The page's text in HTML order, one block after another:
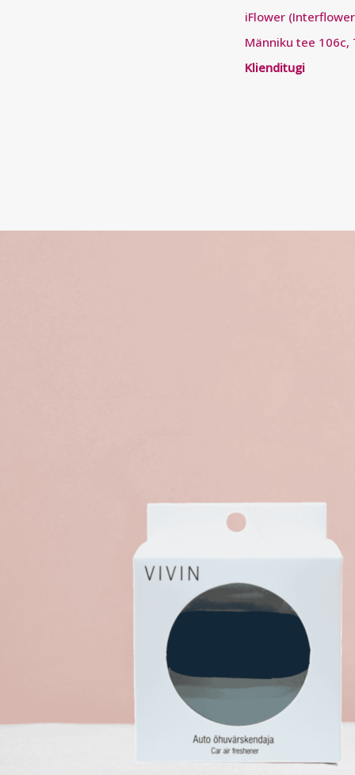
iFlower
Männiku tee 106c,
Klienditugi